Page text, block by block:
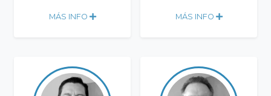
MÁS INFO MÁS INFO